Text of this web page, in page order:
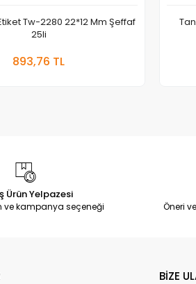
Tw-2280 22*12 Mm Şeffaf
25li
893,76 TL
Ürün Yelpazesi
ve kampanya seçeneği Öneri
BİZE